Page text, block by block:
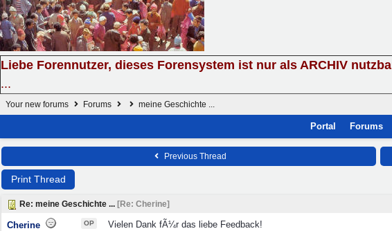
Liebe Forennutzer, dieses Forensystem ist nur als ARCHIV
...
Your new forums Forums meine Geschichte ...
Portal Forums
Previous Thread
Print Thread
Re: meine Geschichte ... [Re: Cherine]
Cherine OP Vielen Dank fÃ¼r das liebe Feedback!